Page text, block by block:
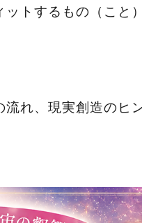
トするもの（こと
れ、現実創造のヒ